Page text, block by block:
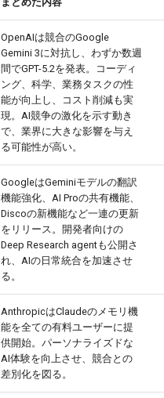
2026-07-10
2026-07-09
2026-07-08
2026-07-07
2026-07-06
2026-07-05
2026-07-04
2026-07-03
2026-07-02
2025-12-24
2025-12-23
2025-12-22
2025-12-21
2025-12-20
2025-12-19
2025-12-18
2025-12-17
2025-12-16
2026-05-17
2026-05-10
2026-05-03
2026-04-26
2026-04-19
2026-04-15
2026-05-24
2026-05-17
2026-05-10
2026-05-03
2026-04-26
2026-04-19
2026-04-12
2026-04-05
2026-03-29
2025-11-16
2025-11-09
2025-11-02
2025-10-26
2025-10-19
2025-10-12
2025-10-05
2025-10-02
2025-09-28
2026-05-24
2026-05-17
2026-05-10
2026-05-03
2026-04-26
2026-04-19
2026-04-12
2026-04-05
2026-03-29
2026-05-24
2026-05-17
2026-05-10
2026-05-03
2026-04-26
2026-04-19
2026-04-12
2026-04-05
2026-03-29
2025-11-09
2025-11-02
2025-10-26
2025-10-19
2025-10-12
2025-10-05
2025-10-04
2026-07-10
2026-07-09
2026-07-08
2026-07-07
2026-07-05
2026-07-04
2026-07-03
2026-07-02
2026-07-01
2025-12-24
2025-12-23
2025-12-22
2025-12-21
2025-12-20
2025-12-19
2025-12-18
2025-12-17
2025-12-16
2026-05-24
2026-05-17
2026-05-10
2026-05-03
2026-04-26
2026-04-19
2026-04-12
2026-04-05
2026-03-29
2025-11-09
2025-11-02
2025-10-26
2025-10-19
2025-10-12
2025-10-05
2025-10-02
2025-09-27
2025-09-23
2026-05-10
2026-05-03
2026-04-26
2026-04-19
2026-04-12
2026-04-07
2026-04-05
2026-03-29
2026-03-22
2026-07-09
2026-07-08
2026-07-07
2026-07-06
2026-07-05
2026-07-04
2026-07-03
2026-07-02
2026-07-01
2025-12-24
2025-12-23
2025-12-22
2025-12-21
2025-12-20
2025-12-19
2025-12-18
2025-12-17
2025-12-16
2026-05-24
2026-05-17
2026-05-10
2026-05-03
2026-04-26
2026-04-19
2026-04-12
2026-04-05
2026-03-29
2026-07-09
2026-07-08
2026-07-07
2026-07-06
2026-07-05
2026-07-04
2026-07-03
2026-07-02
2026-07-01
2026-05-30
2026-05-23
2026-05-19
2026-05-18
2026-05-23
2026-05-19
2026-07-08
2026-07-07
2026-07-06
2026-07-05
2026-07-04
2026-07-02
2026-07-01
2026-06-30
2026-06-29
2026-05-24
2026-05-17
2026-05-10
2026-05-03
2026-04-26
2026-04-19
2026-04-12
2026-04-05
2026-03-30
OpenAIは競合のGoogle
Gemini 3に対抗し、わずか数週
間でGPT-5.2を発表。コーディ
ング、科学、業務タスクの性
能が向上し、コスト削減も実
現。AI競争の激化を示す動き
で、業界に大きな影響を与え
る可能性が高い。
GoogleはGeminiモデルの翻訳
機能強化、AI Proの共有機能、
Discoの新機能など一連の更新
をリリース。開発者向けの
Deep Research agentも公開さ
れ、AIの日常統合を加速させ
る。
AnthropicはClaudeのメモリ機
能を全ての有料ユーザーに提
供開始。パーソナライズドな
AI体験を向上させ、競合との
差別化を図る。